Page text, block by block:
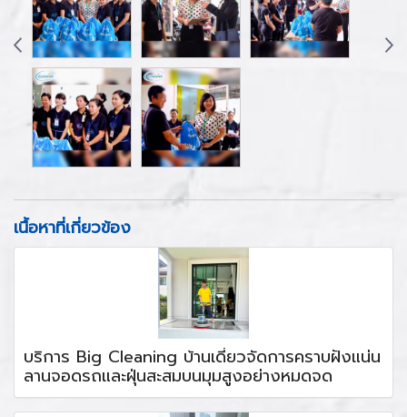
เนื้อหาที่เกี่ยวข้อง
บริการ Big Cleaning บ้านเดี่ยวจัดการคราบฝังแน่น
ลานจอดรถและฝุ่นสะสมบนมุมสูงอย่างหมดจด